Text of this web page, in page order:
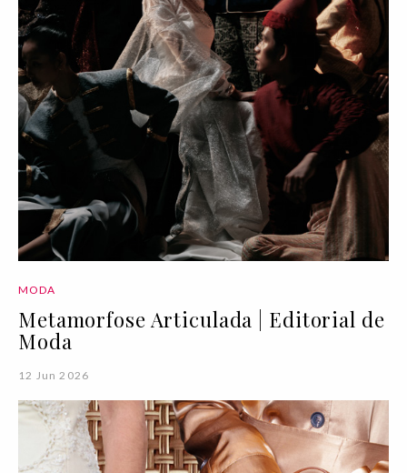
MODA
Metamorfose Articulada | Editorial de
Moda
12 Jun 2026